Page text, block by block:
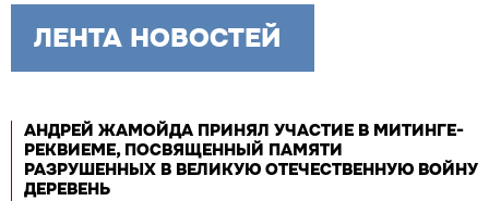
ЛЕНТА НОВОСТЕЙ
АНДРЕЙ ЖАМОЙДА ПРИНЯЛ УЧАСТИЕ В МИТИНГЕ-
РЕКВИЕМЕ, ПОСВЯЩЕННЫЙ ПАМЯТИ
РАЗРУШЕННЫХ В ВЕЛИКУЮ ОТЕЧЕСТВЕННУЮ ВОЙНУ
ДЕРЕВЕНЬ